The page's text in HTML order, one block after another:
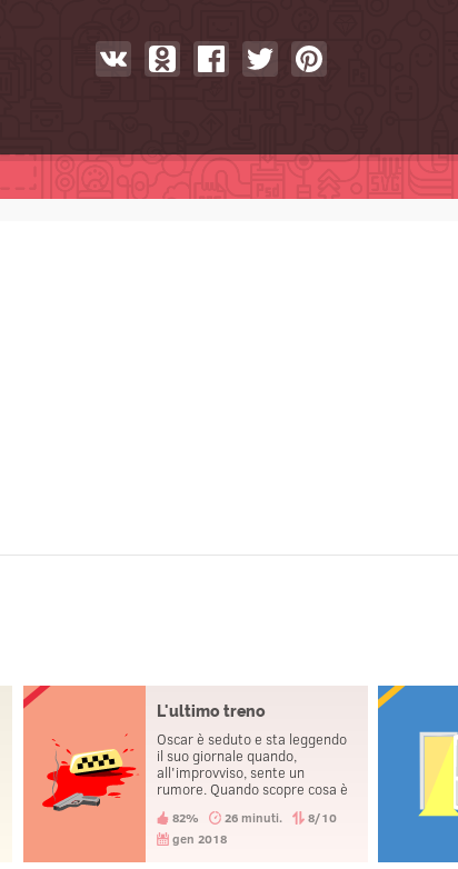
L'ultimo treno
Oscar è seduto e sta leggendo
il suo giornale quando,
all'improvviso, sente un
rumore. Quando scopre cosa è
preso il treno in tempo. Poco
dopo si suicida.
82% 26 minuti.
8/10
gen 2018